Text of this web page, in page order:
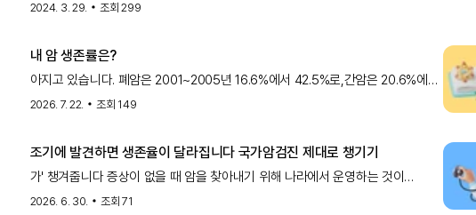
전이성 유방암 및 위암 | 아스트라제네카와 다이이찌산쿄의 엔허투, 건강보험 급여 적용 AI
2024. 3. 29. 조회299
내 암 생존률은?
아지고 있습니다. 폐암은 2001~2005년 16.6%에서 42.5%로,간암은 20.6%에서
40.4%로, 위암은 58.0%에서 78.6%로 크게 올랐습니다.같은 진단명이라도 지금
2026. 7. 22. 조회 149
조기에 발견하면 생존율이 달라집니다 국가암검진 제대로 챙기기
가' 챙겨줍니다 증상이 없을 때 암을 찾아내기 위해 나라에서 운영하는 것이
국가암검진입니다. 현재 6대 암(위암, 대장암, 간암, 폐암, 유방암, 자궁경부암)을
2026. 6. 30. 조회71